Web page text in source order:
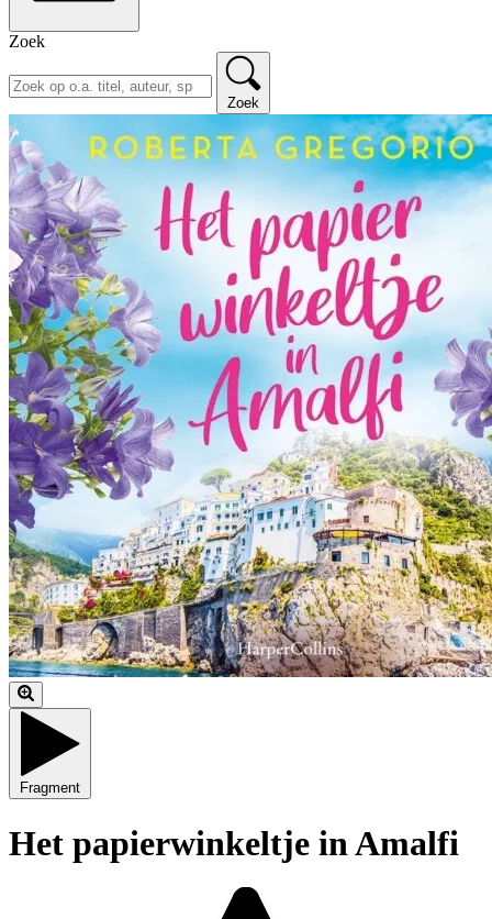
Zoek
Zoek
Fragment
Het papierwinkeltje in Amalfi